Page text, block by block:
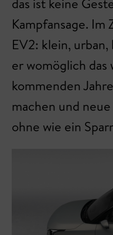
das ist keine
Kampfansage.
EV2: klein,
er womöglich
kommenden
machen und
ohne wie ein